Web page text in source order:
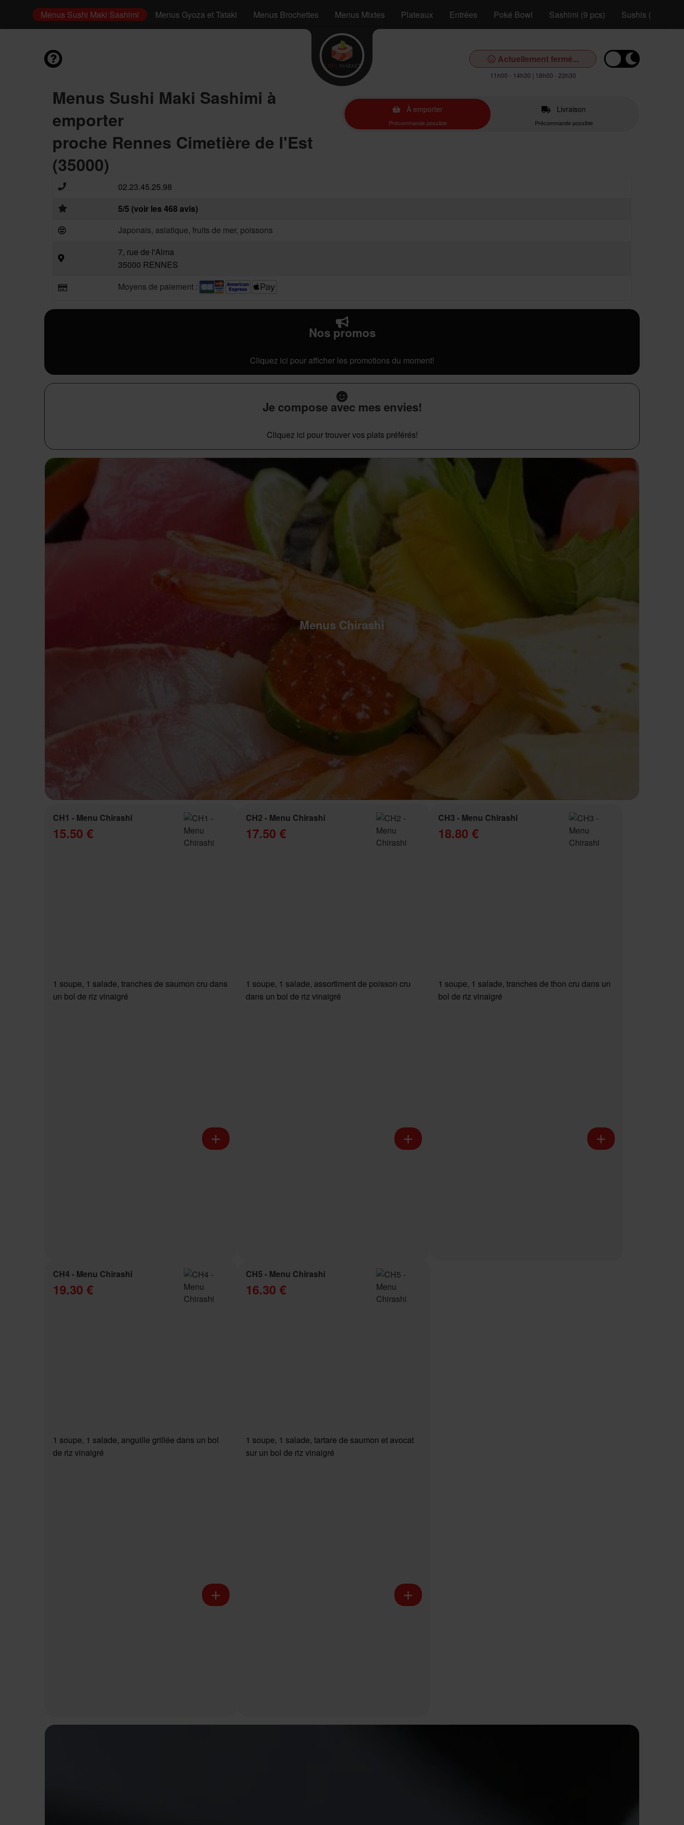
Menus Sushi Maki Sashimi Menus Gyoza et Tataki Menus Brochettes Menus Mixtes Plateaux Entrées Poké Bowl Sashimi (9 pcs) Sushis (2 pcs)
Actuellement fermé...
11h00 - 14h30 | 18h00 - 22h30
Menus Sushi Maki Sashimi à
emporter
proche Rennes Cimetière de l'Est
(35000)
À emporter
Précommande possible
Livraison
Précommande possible
02.23.45.25.98
5/5 (voir les 468 avis)
Japonais, asiatique, fruits de mer, poissons
7, rue de l'Alma
35000 RENNES
Moyens de paiement :
Nos promos
Cliquez ici pour afficher les promotions du moment!
Je compose avec mes envies!
Cliquez ici pour trouver vos plats préférés!
Menus Chirashi
CH1 - Menu Chirashi
15.50 €
1 soupe, 1 salade, tranches de saumon cru dans
un bol de riz vinaigré
CH2 - Menu Chirashi
17.50 €
1 soupe, 1 salade, assortiment de poisson cru
dans un bol de riz vinaigré
CH3 - Menu Chirashi
18.80 €
1 soupe, 1 salade, tranches de thon cru dans un
bol de riz vinaigré
CH4 - Menu Chirashi
19.30 €
1 soupe, 1 salade, anguille grillée dans un bol
de riz vinaigré
CH5 - Menu Chirashi
16.30 €
1 soupe, 1 salade, tartare de saumon et avocat
sur un bol de riz vinaigré